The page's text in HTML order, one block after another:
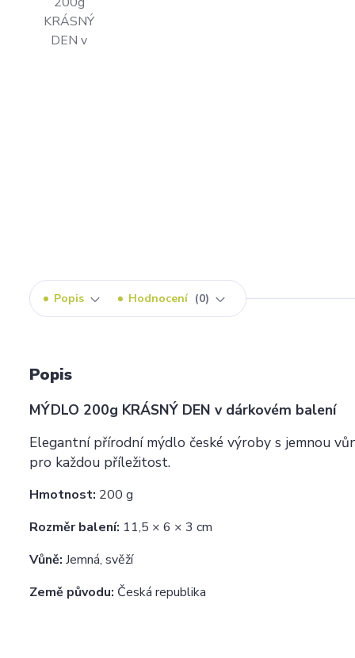
Popis Hodnocení 0
Popis
MÝDLO 200g KRÁSNÝ DEN v dárkovém balení
Elegantní přírodní mýdlo české výroby s jemnou
pro každou příležitost.
Hmotnost: 200 g
Rozměr balení: 11,5 × 6 × 3 cm
Vůně: Jemná, svěží
Země původu: Česká republika